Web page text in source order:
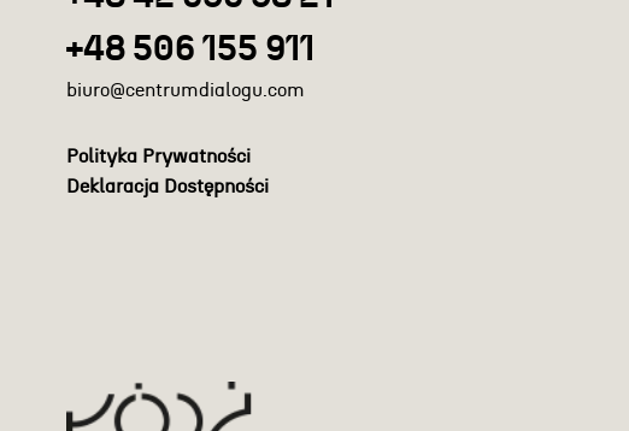
+48 506 155 911
biuro@centrumdialogu.com
Polityka Prywatności
Deklaracja Dostępności